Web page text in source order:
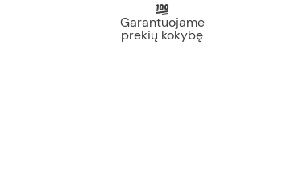
Garantuojame
prekių kokybę